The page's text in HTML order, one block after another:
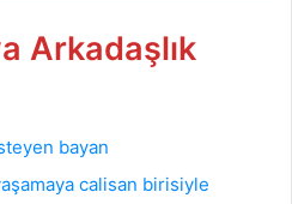
Arkadaşlık
bayan
calisan birisiyle